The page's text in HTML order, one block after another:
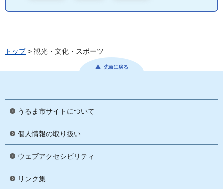
トップ> 観光・文化・スポーツ
先頭に戻る
うるま市サイトについて
個人情報の取り扱い
ウェブアクセシビリティ
リンク集